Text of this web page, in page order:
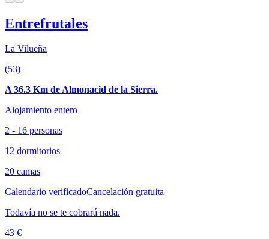
Entrefrutales
La Vilueña
(53)
A 36.3 Km de Almonacid de la Sierra.
Alojamiento entero
2 - 16 personas
12 dormitorios
20 camas
Calendario verificadoCancelación gratuita
Todavía no se te cobrará nada.
43 €